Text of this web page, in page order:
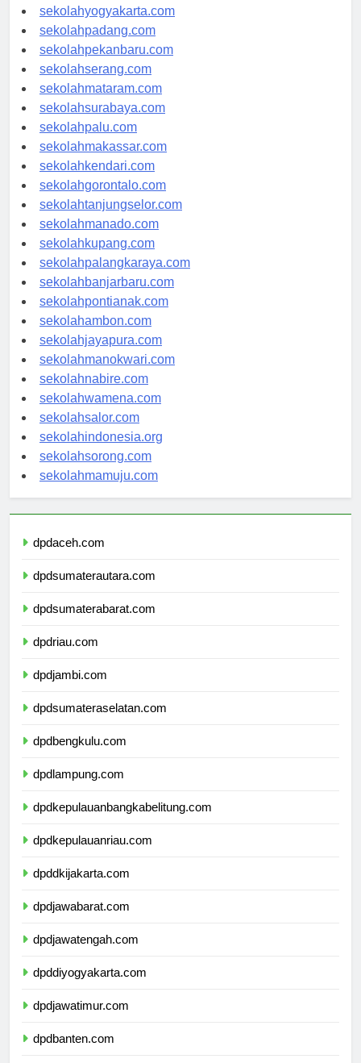
sekolahsemarang.com
sekolahyogyakarta.com
sekolahpadang.com
sekolahpekanbaru.com
sekolahserang.com
sekolahmataram.com
sekolahsurabaya.com
sekolahpalu.com
sekolahmakassar.com
sekolahkendari.com
sekolahgorontalo.com
sekolahtanjungselor.com
sekolahmanado.com
sekolahkupang.com
sekolahpalangkaraya.com
sekolahbanjarbaru.com
sekolahpontianak.com
sekolahambon.com
sekolahjayapura.com
sekolahmanokwari.com
sekolahnabire.com
sekolahwamena.com
sekolahsalor.com
sekolahindonesia.org
sekolahsorong.com